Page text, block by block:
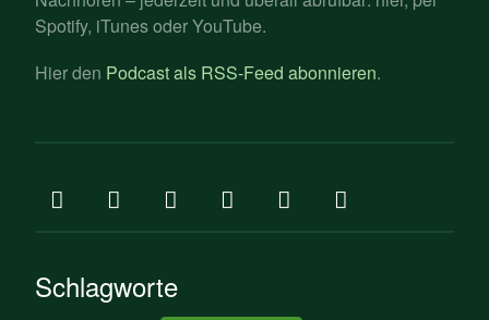
Spotify, iTunes oder YouTube.
Hier den Podcast als RSS-Feed abonnieren.
Schlagworte